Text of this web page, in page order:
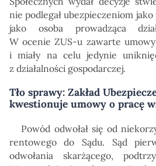
nie podlegał ubezpieczeniom
jako osoba prowadząca
W ocenie ZUS-u zawarte
i miały na celu jedynie
z działalności gospodarczej.
Tło sprawy: Zakład
kwestionuje umowy o pracę
Powód odwołał się od
rentowego do Sądu. Sąd
odwołania skarżącego,